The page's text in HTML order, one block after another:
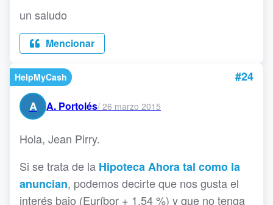
un saludo
Mencionar
HelpMyCash
#24
A
A. Portolés/ 26 marzo 2015
Hola, Jean Pirry.
Si se trata de la Hipoteca Ahora tal como la
anuncian, podemos decirte que nos gusta el
interés bajo (Euríbor + 1,54 %) y que no tenga